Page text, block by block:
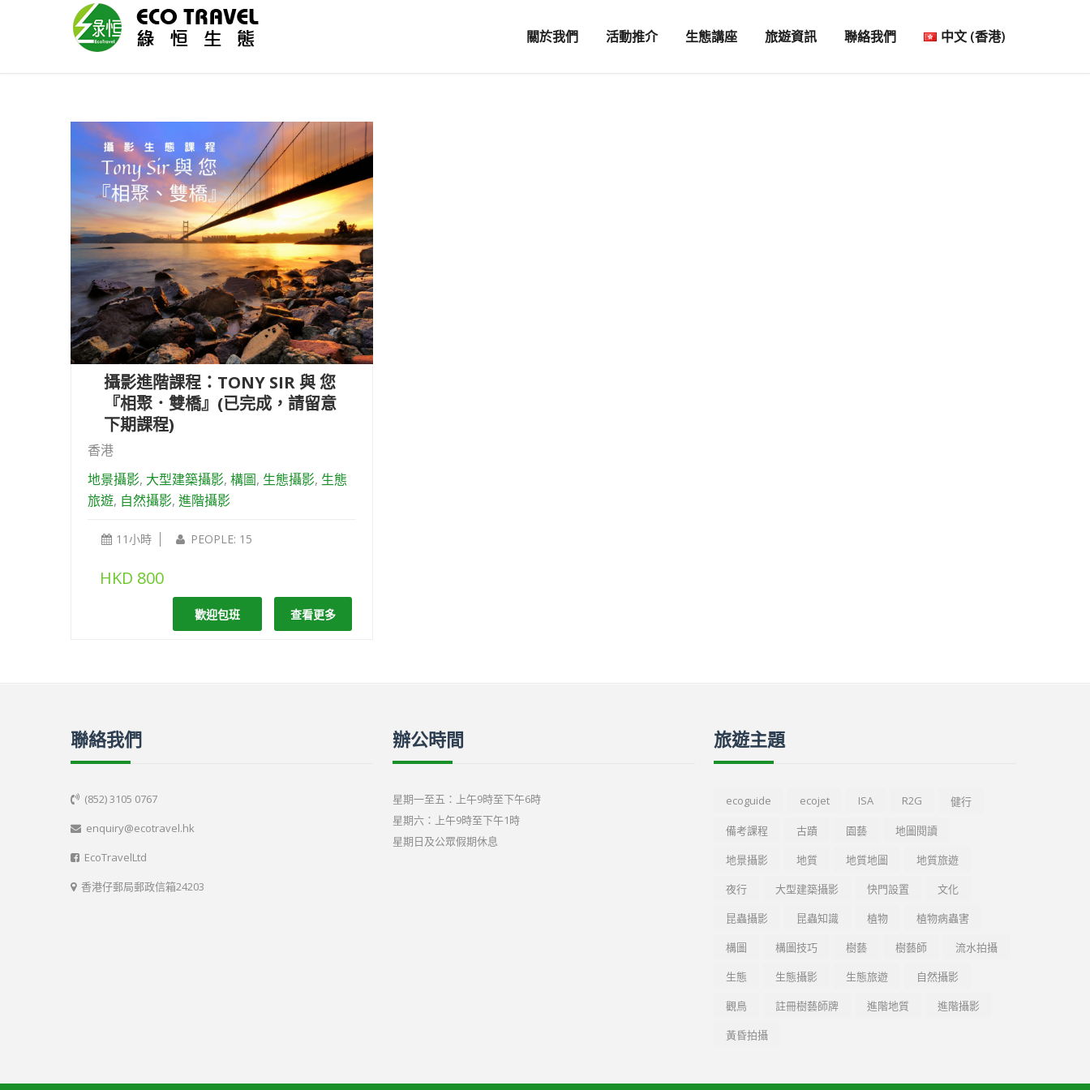
關於我們 活動推介 生態講座 旅遊資訊 聯絡我們 中文 (香港)
攝影進階課程：TONY SIR 與 您
『相聚．雙橋』(已完成，請留意
下期課程)
香港
地景攝影, 大型建築攝影, 構圖, 生態攝影, 生態
旅遊, 自然攝影, 進階攝影
11小時 PEOPLE: 15
HKD 800
查看更多
歡迎包班
聯絡我們
 (852) 3105 0767
 enquiry@ecotravel.hk
 EcoTravelLtd
 香港仔郵局郵政信箱24203
辦公時間
星期一至五：上午9時至下午6時
星期六：上午9時至下午1時
星期日及公眾假期休息
旅遊主題
ecoguide ecojet ISA R2G
健行
備考課程
古蹟 園藝
地圖閱讀
地景攝影
地質 地質地圖
地質旅遊
夜行
大型建築攝影 快門設置
文化
昆蟲攝影
昆蟲知識 植物
植物病蟲害
構圖
構圖技巧 樹藝 樹藝師
流水拍攝
生態
生態攝影 生態旅遊
自然攝影
觀鳥
註冊樹藝師牌 進階地質
進階攝影
黃昏拍攝